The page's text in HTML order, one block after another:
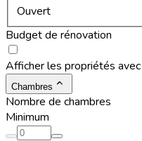
Ouvert
Budget de rénovation
Afficher les propriétés
Chambres
Nombre de chambres
Minimum